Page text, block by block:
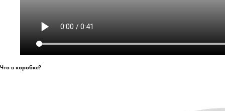
Что в коробке?